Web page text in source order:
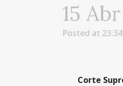
15 Abr
Posted at
Corte